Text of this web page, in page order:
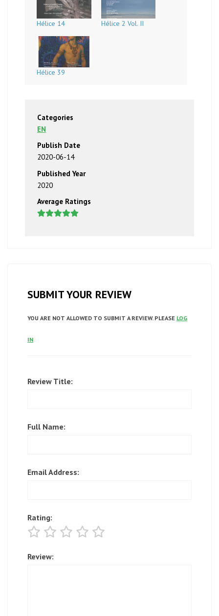
Hélice 14 Hélice 2 Vol. II
Hélice 39
Categories
EN
Publish Date
2020-06-14
Published Year
2020
Average Ratings
SUBMIT YOUR REVIEW
YOU ARE NOT ALLOWED TO SUBMIT A REVIEW. PLEASE LOG
IN
Review Title:
Full Name:
Email Address:
Rating:
Review: